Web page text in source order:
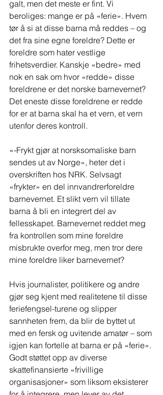
galt, men det meste er fint. Vi
beroliges: mange er på «ferie». Hvem
tør å si at disse barna må reddes – og
det fra sine egne foreldre? Dette er
foreldre som hater vestlige
frihetsverdier. Kanskje «bedre» med
nok en sak om hvor «redde» disse
foreldrene er det norske barnevernet?
Det eneste disse foreldrene er redde
for er at barna skal ha et vern, et vern
utenfor deres kontroll.
«-Frykt gjør at norsksomaliske barn
sendes ut av Norge», heter det i
overskriften hos NRK. Selvsagt
«frykter» en del innvandrerforeldre
barnevernet. Et slikt vern vil tillate
barna å bli en integrert del av
fellesskapet. Barnevernet reddet meg
fra kontrollen som mine foreldre
misbrukte overfor meg, men tror dere
mine foreldre liker barnevernet?
Hvis journalister, politikere og andre
gjør seg kjent med realitetene til disse
feriefengsel-turene og slipper
sannheten frem, da blir de byttet ut
med en fersk og uvitende amatør – som
igjen kan fortelle at barna er på «ferie».
Godt støttet opp av diverse
skattefinansierte «frivillige
organisasjoner» som liksom eksisterer